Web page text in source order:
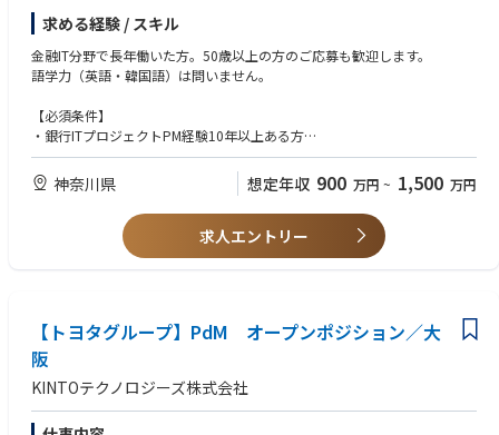
求める経験 / スキル
金融IT分野で長年働いた方。50歳以上の方のご応募も歓迎します。
語学力（英語・韓国語）は問いません。
【必須条件】
・銀行ITプロジェクトPM経験10年以上ある方
・銀行勘定系システム、モバイルバンキングシステム、情報系システムの
いずれかの経験がある方
・銀行次期システムプロジェクト経験のある方
・銀行業務知識のある方
神奈川県 想定年収 900 万円 ~ 1,500 万円
求人エントリー
【トヨタグループ】PdM オープンポジション／大
阪
KINTOテクノロジーズ株式会社